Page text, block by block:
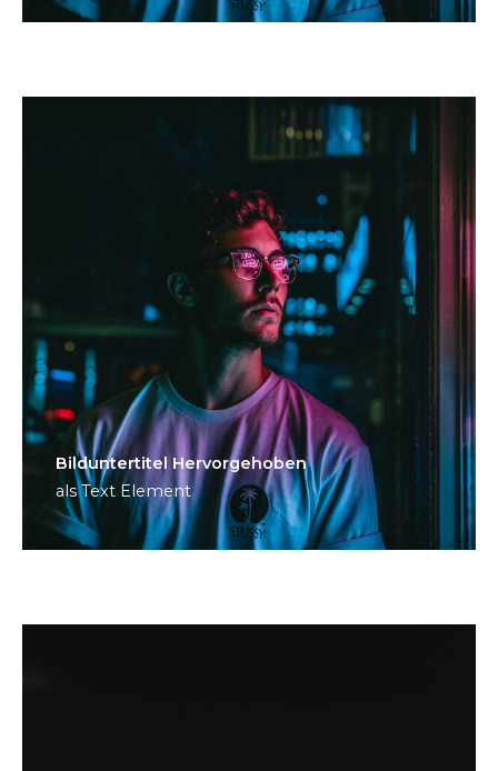
Bild­unter­titel Hervorgehoben
als Text Element